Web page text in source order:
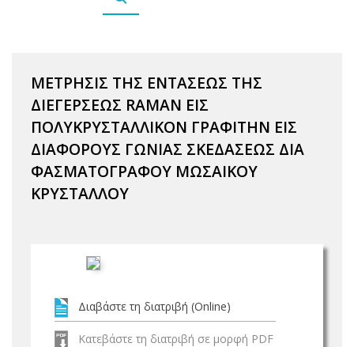
ΜΕΤΡΗΣΙΣ ΤΗΣ ΕΝΤΑΣΕΩΣ ΤΗΣ
ΔΙΕΓΕΡΣΕΩΣ RAMAN ΕΙΣ
ΠΟΛΥΚΡΥΣΤΑΛΛΙΚΟΝ ΓΡΑΦΙΤΗΝ ΕΙΣ
ΔΙΑΦΟΡΟΥΣ ΓΩΝΙΑΣ ΣΚΕΔΑΣΕΩΣ ΔΙΑ
ΦΑΣΜΑΤΟΓΡΑΦΟΥ ΜΩΣΑΙΚΟΥ
ΚΡΥΣΤΑΛΛΟΥ
Διαβάστε τη διατριβή (Online)
Κατεβάστε τη διατριβή σε μορφή PDF